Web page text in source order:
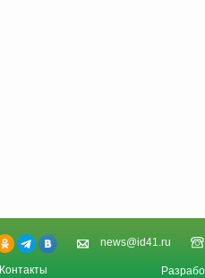
news@id41.ru
Контакты